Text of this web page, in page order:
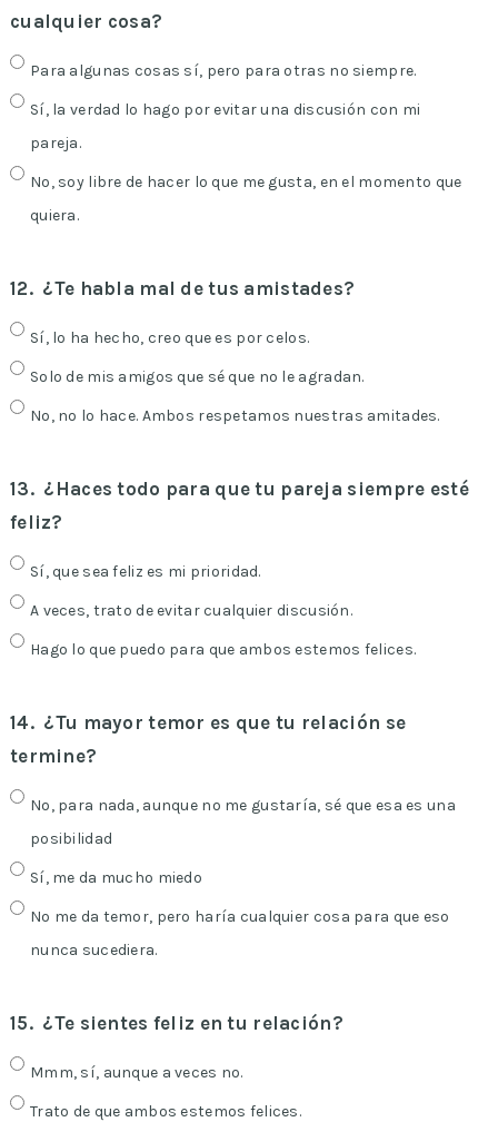
cualquier cosa?
Para algunas cosas sí, pero para otras no siempre.
Sí, la verdad lo hago por evitar una discusión con mi
pareja.
No, soy libre de hacer lo que me gusta, en el momento que
quiera.
12. ¿Te habla mal de tus amistades?
Sí, lo ha hecho, creo que es por celos.
Solo de mis amigos que sé que no le agradan.
No, no lo hace. Ambos respetamos nuestras amitades.
13. ¿Haces todo para que tu pareja siempre esté
feliz?
Sí, que sea feliz es mi prioridad.
A veces, trato de evitar cualquier discusión.
Hago lo que puedo para que ambos estemos felices.
14. ¿Tu mayor temor es que tu relación se
termine?
No, para nada, aunque no me gustaría, sé que esa es una
posibilidad
Sí, me da mucho miedo
No me da temor, pero haría cualquier cosa para que eso
nunca sucediera.
15. ¿Te sientes feliz en tu relación?
Mmm, sí, aunque a veces no.
Trato de que ambos estemos felices.